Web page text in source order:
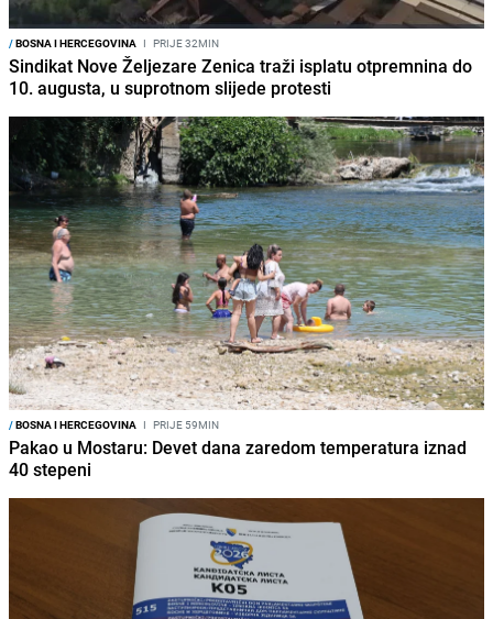
/BOSNA I HERCEGOVINA I PRIJE 32MIN
Sindikat Nove Željezare Zenica traži isplatu otpremnina do
10. augusta, u suprotnom slijede protesti
/BOSNA I HERCEGOVINA I PRIJE 59MIN
Pakao u Mostaru: Devet dana zaredom temperatura iznad
40 stepeni